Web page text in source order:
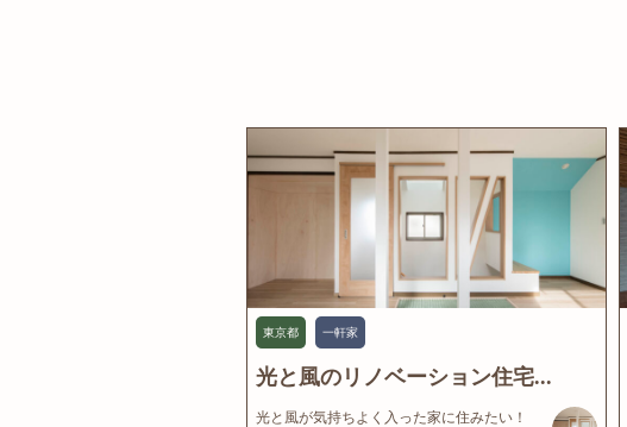
東京都 一軒家
光と風のリノベーション住宅...
光と風が気持ちよく入った家に住みたい！